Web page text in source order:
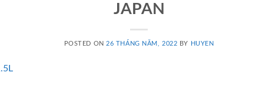
JAPAN
POSTED ON 26 THÁNG NĂM, 2022 BY HUYEN